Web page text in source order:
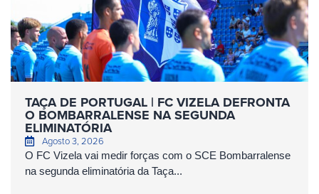
TAÇA DE PORTUGAL | FC VIZELA DEFRONTA
O BOMBARRALENSE NA SEGUNDA
ELIMINATÓRIA
Agosto 3, 2026
O FC Vizela vai medir forças com o SCE Bombarralense
na segunda eliminatória da Taça...